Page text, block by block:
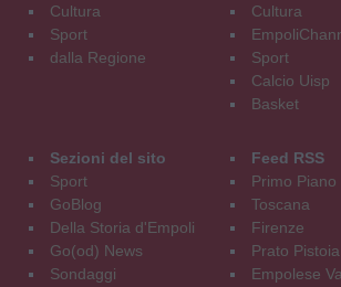
Cultura
Sport
dalla Regione
Cultura
Sport
Calcio Uisp
Basket
Sezioni del sito
Sport
GoBlog
Della Storia d'Empoli
Go(od) News
Sondaggi
Feed RSS
Primo Piano
Toscana
Firenze
Prato Pistoia
Empolese